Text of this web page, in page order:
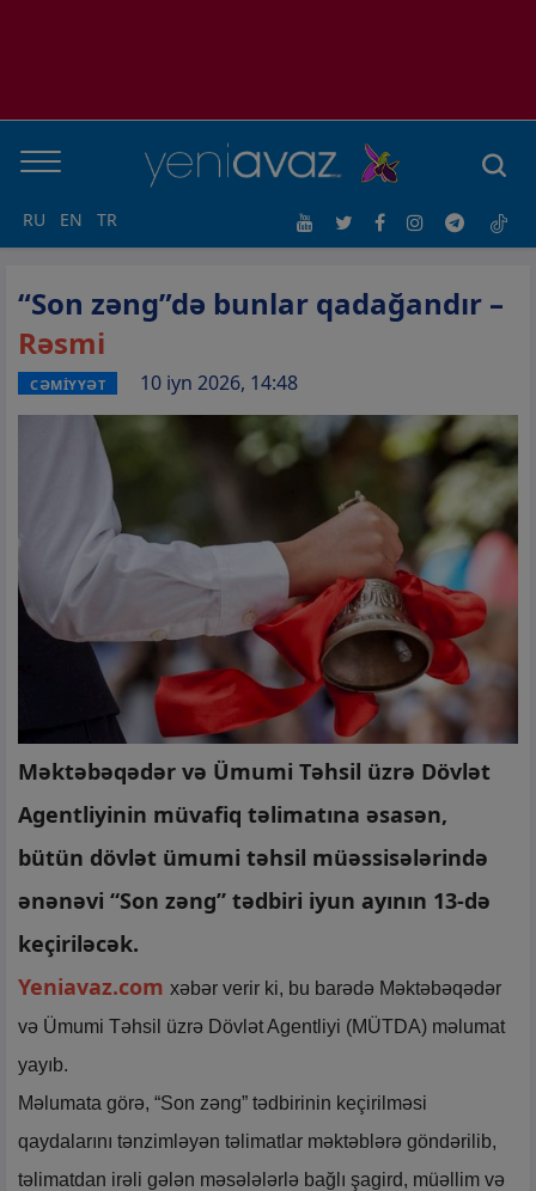
RU EN TR
“Son zəng”də bunlar qadağandır –
Rəsmi
CƏMİYYƏT 10 iyn 2026, 14:48
Məktəbəqədər və Ümumi Təhsil üzrə Dövlət
Agentliyinin müvafiq təlimatına əsasən,
bütün dövlət ümumi təhsil müəssisələrində
ənənəvi “Son zəng” tədbiri iyun ayının 13-də
keçiriləcək.
Yeniavaz.com xəbər verir ki, bu barədə Məktəbəqədər
və Ümumi Təhsil üzrə Dövlət Agentliyi (MÜTDA) məlumat
yayıb.
Məlumata görə, “Son zəng” tədbirinin keçirilməsi
qaydalarını tənzimləyən təlimatlar məktəblərə göndərilib,
təlimatdan irəli gələn məsələlərlə bağlı şagird, müəllim və